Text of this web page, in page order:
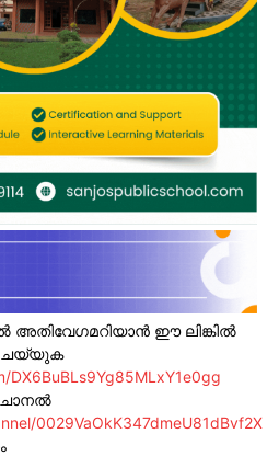
അതിവേഗമറിയാൻ ഈ ലിങ്കിൽ
ചാനൽ
0029VaOkK347dmeU81dBvf2X